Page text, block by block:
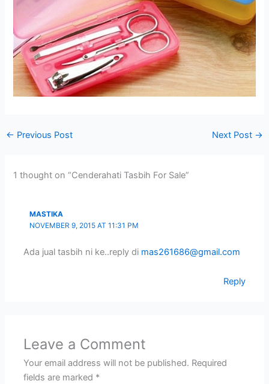
← Previous Post Next Post →
1 thought on “Cenderahati Tasbih For Sale”
MASTIKA
NOVEMBER 9, 2015 AT 11:31 PM
Ada jual tasbih ni ke..reply di mas261686@gmail.com
Reply
Leave a Comment
Your email address will not be published. Required
fields are marked *